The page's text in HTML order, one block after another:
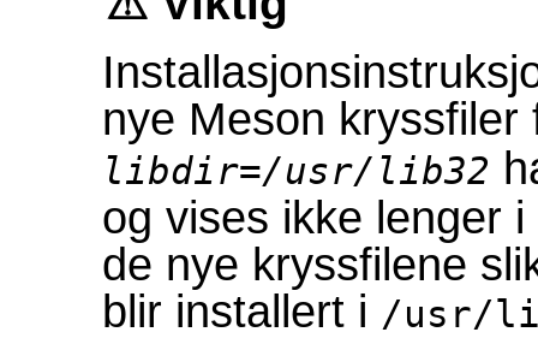
nye Meson
libdir=/usr/lib32
og vises ikke lenger
de nye kryssfilene
blir installert i /usr/